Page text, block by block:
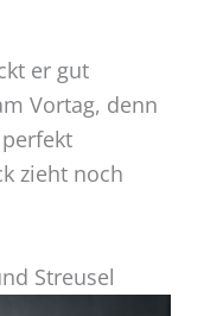
er gut
Vortag, denn
zieht noch
Streusel